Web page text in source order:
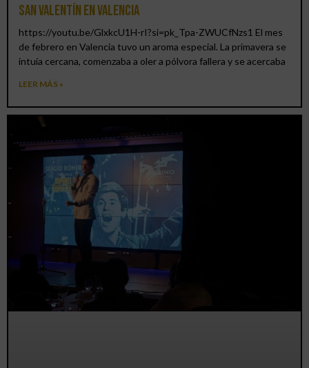
San Valentín en Valencia
https://youtu.be/GlxkcU1H-rI?si=pk_Tpa-ZWUCfNzs1 El mes
de febrero en Valencia tuvo un aroma especial. La primavera se
intuía cercana, comenzaba a oler a pólvora fallera y se acercaba
LEER MÁS »